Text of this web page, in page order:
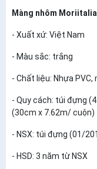
Màng nhôm
- Xuất xứ: Việt Nam
- Màu sắc: trắng
- Chất liệu: Nhựa
- Quy cách: túi đựng
(30cm x 7.62m/ cuộn)
- NSX: túi đựng (01/
- HSD: 3 năm từ NSX